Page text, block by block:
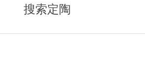
搜索定陶